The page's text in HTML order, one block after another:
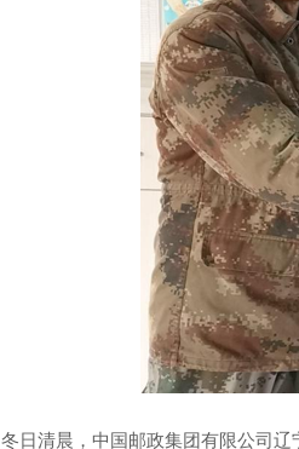
冬日清晨，中国邮政集团有限公司